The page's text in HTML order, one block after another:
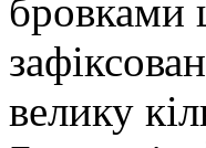
велику